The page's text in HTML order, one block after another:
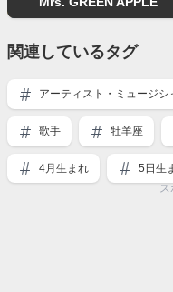
関連しているタグ
アーティスト・ミュージシ
歌手 牡羊座
4月生まれ
5日生
ス